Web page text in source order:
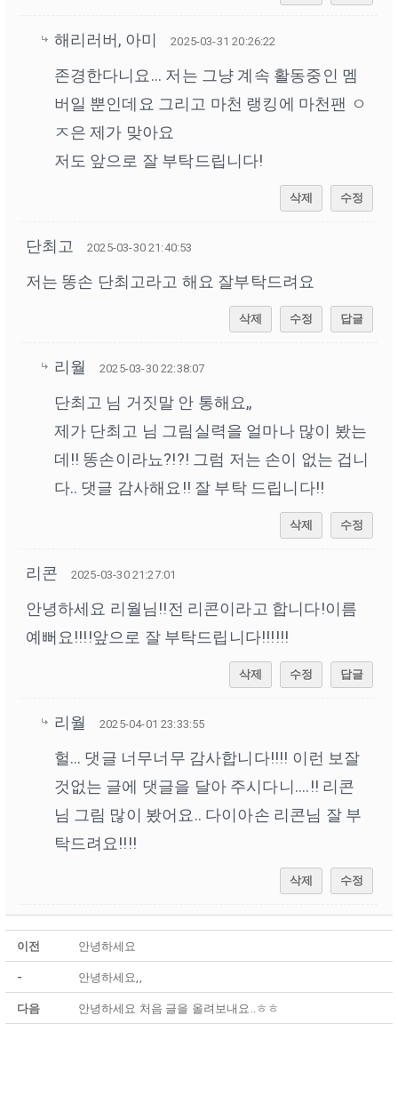
해리러버, 아미 2025-03-31 20:26:22
존경한다니요... 저는 그냥 계속 활동중인 멤
버일 뿐인데요 그리고 마천 랭킹에 마천팬 ㅇ
ㅈ은 제가 맞아요
저도 앞으로 잘 부탁드립니다!
삭제 수정
단최고 2025-03-30 21:40:53
저는 똥손 단최고라고 해요 잘부탁드려요
삭제 수정 답글
리월 2025-03-30 22:38:07
단최고 님 거짓말 안 통해요,,
제가 단최고 님 그림실력을 얼마나 많이 봤는
데!! 똥손이라뇨?!?! 그럼 저는 손이 없는 겁니
다.. 댓글 감사해요!! 잘 부탁 드립니다!!
삭제 수정
리콘 2025-03-30 21:27:01
안녕하세요 리월님!!전 리콘이라고 합니다!이름
예뻐요!!!!앞으로 잘 부탁드립니다!!!!!!
삭제 수정 답글
리월 2025-04-01 23:33:55
헐... 댓글 너무너무 감사합니다!!!! 이런 보잘
것없는 글에 댓글을 달아 주시다니....!! 리콘
님 그림 많이 봤어요.. 다이아손 리콘님 잘 부
탁드려요!!!!
삭제 수정
이전 안녕하세요
- 안녕하세요,,
다음 안녕하세요 처음 글을 올려보내요..ㅎㅎ